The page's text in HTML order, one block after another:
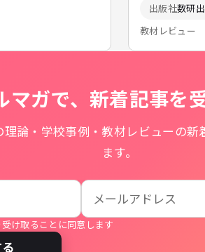
出版社数研
教材レビュー
マガで、新着記事を
論・学校事例・教材レビューの新
ます。
け取ることに同意します